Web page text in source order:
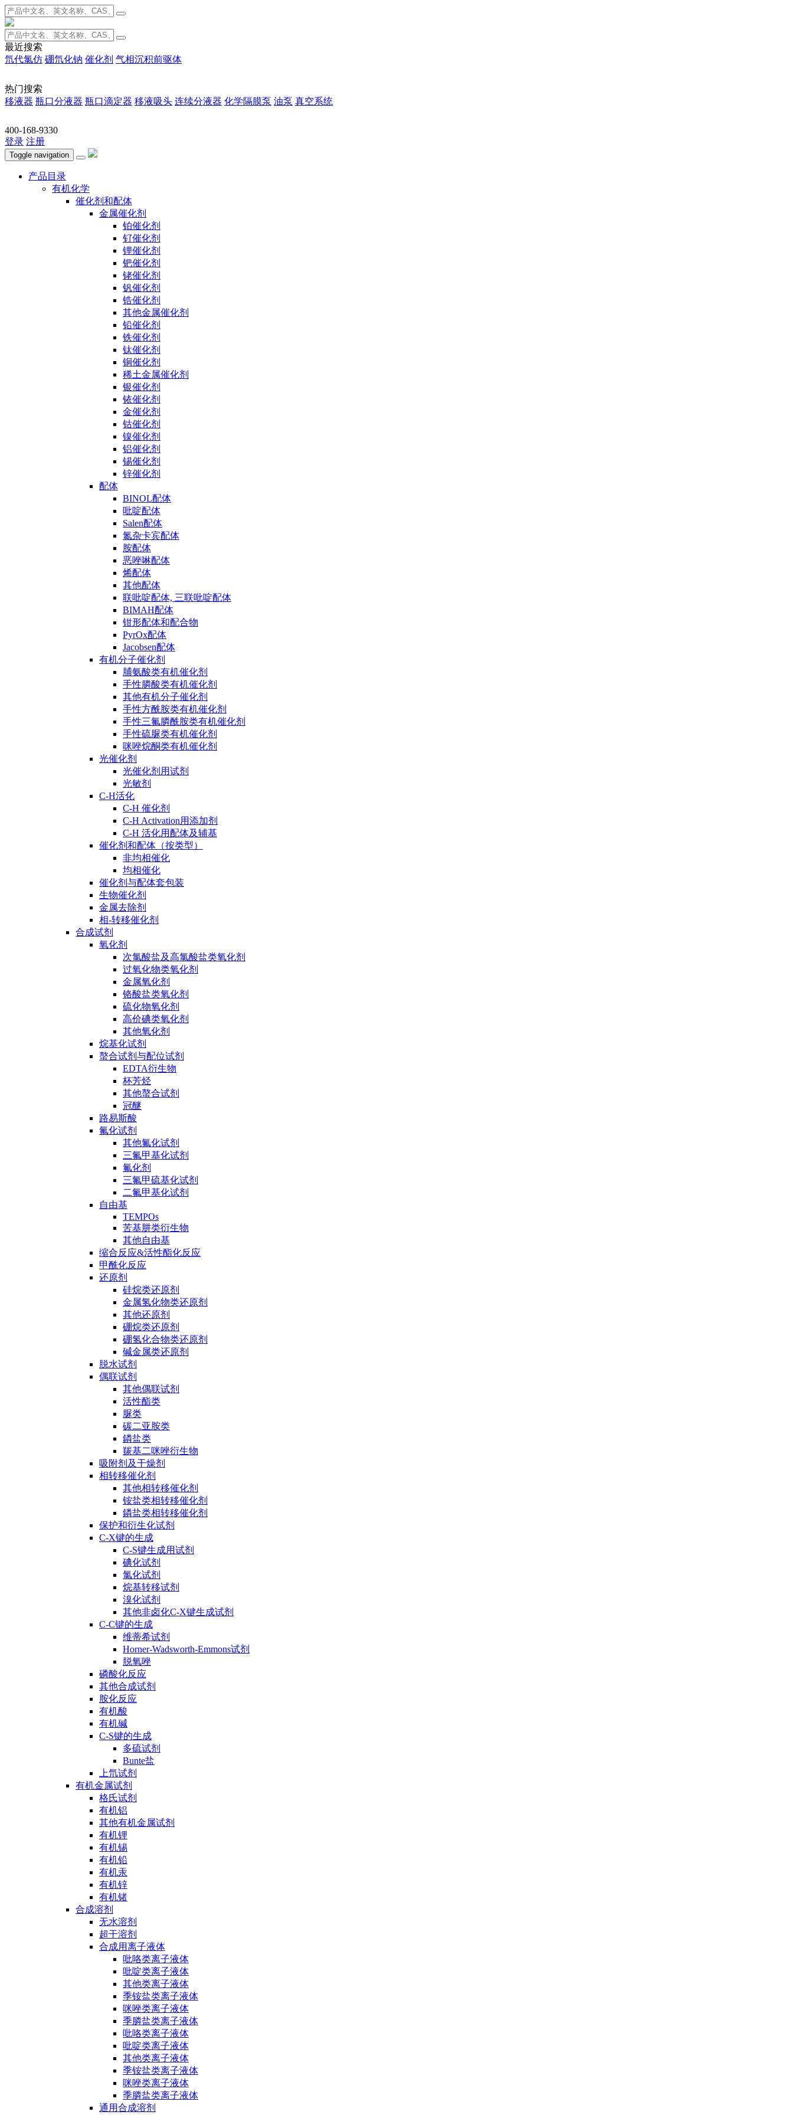
最近搜索
氘代氯仿 硼氘化钠 催化剂 气相沉积前驱体
热门搜索
移液器 瓶口分液器 瓶口滴定器 移液吸头 连续分液器 化学隔膜泵 油泵 真空系统
400-168-9330
登录 注册
Toggle navigation
产品目录
有机化学
催化剂和配体
金属催化剂
铂催化剂
钌催化剂
锂催化剂
钯催化剂
铑催化剂
钒催化剂
锆催化剂
其他金属催化剂
铅催化剂
铁催化剂
钛催化剂
铜催化剂
稀土金属催化剂
银催化剂
铱催化剂
金催化剂
钴催化剂
镍催化剂
铝催化剂
锡催化剂
锌催化剂
配体
BINOL配体
吡啶配体
Salen配体
氮杂卡宾配体
胺配体
恶唑啉配体
烯配体
其他配体
联吡啶配体, 三联吡啶配体
BIMAH配体
钳形配体和配合物
PyrOx配体
Jacobsen配体
有机分子催化剂
脯氨酸类有机催化剂
手性膦酸类有机催化剂
其他有机分子催化剂
手性方酰胺类有机催化剂
手性三氟膦酰胺类有机催化剂
手性硫脲类有机催化剂
咪唑烷酮类有机催化剂
光催化剂
光催化剂用试剂
光敏剂
C-H活化
C-H 催化剂
C-H Activation用添加剂
C-H 活化用配体及辅基
催化剂和配体（按类型）
非均相催化
均相催化
催化剂与配体套包装
生物催化剂
金属去除剂
相-转移催化剂
合成试剂
氧化剂
次氯酸盐及高氯酸盐类氧化剂
过氧化物类氧化剂
金属氧化剂
铬酸盐类氧化剂
硫化物氧化剂
高价碘类氧化剂
其他氧化剂
烷基化试剂
螯合试剂与配位试剂
EDTA衍生物
杯芳烃
其他螯合试剂
冠醚
路易斯酸
氟化试剂
其他氟化试剂
三氟甲基化试剂
氟化剂
三氟甲硫基化试剂
二氟甲基化试剂
自由基
TEMPOs
苦基肼类衍生物
其他自由基
缩合反应&活性酯化反应
甲酰化反应
还原剂
硅烷类还原剂
金属氢化物类还原剂
其他还原剂
硼烷类还原剂
硼氢化合物类还原剂
碱金属类还原剂
脱水试剂
偶联试剂
其他偶联试剂
活性酯类
脲类
碳二亚胺类
鏻盐类
羰基二咪唑衍生物
吸附剂及干燥剂
相转移催化剂
其他相转移催化剂
铵盐类相转移催化剂
鏻盐类相转移催化剂
保护和衍生化试剂
C-X键的生成
C-S键生成用试剂
碘化试剂
氯化试剂
烷基转移试剂
溴化试剂
其他非卤化C-X键生成试剂
C-C键的生成
维蒂希试剂
Horner-Wadsworth-Emmons试剂
脱氧唑
磷酸化反应
其他合成试剂
胺化反应
有机酸
有机碱
C-S键的生成
多硫试剂
Bunte盐
上氘试剂
有机金属试剂
格氏试剂
有机铝
其他有机金属试剂
有机锂
有机锡
有机铅
有机汞
有机锌
有机锗
合成溶剂
无水溶剂
超干溶剂
合成用离子液体
吡咯类离子液体
吡啶类离子液体
其他类离子液体
季铵盐类离子液体
咪唑类离子液体
季膦盐类离子液体
吡咯类离子液体
吡啶类离子液体
其他类离子液体
季铵盐类离子液体
咪唑类离子液体
季膦盐类离子液体
通用合成溶剂